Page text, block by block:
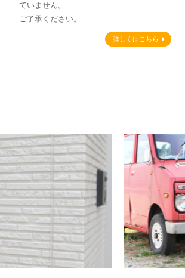
ていません。
ご了承ください。
詳しくはこちら